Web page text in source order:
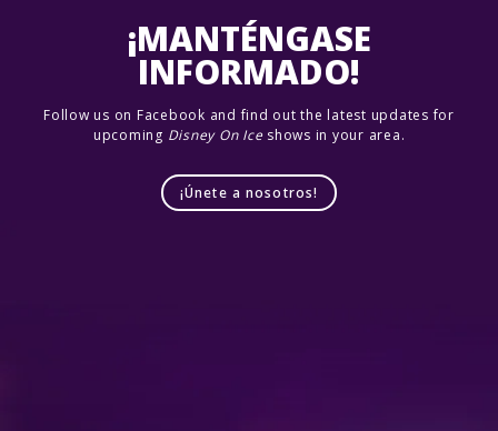
¡MANTÉNGASE
INFORMADO!
Follow us on Facebook and find out the latest updates for
upcoming Disney On Iceshows in your area.
¡Únete a nosotros!